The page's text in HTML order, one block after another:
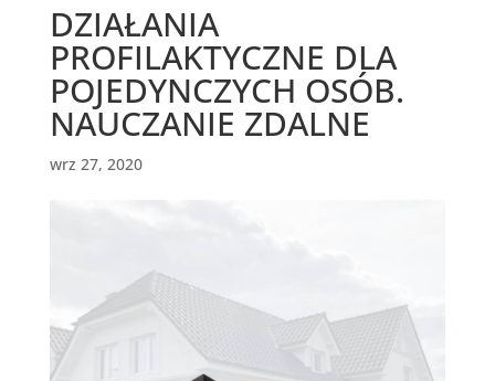
DZIAŁANIA
PROFILAKTYCZNE DLA
POJEDYNCZYCH OSÓB.
NAUCZANIE ZDALNE
wrz 27, 2020